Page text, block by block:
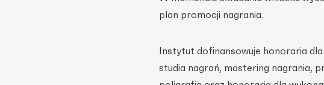
plan promocji nagrania.
Instytut dofinansowuje honoraria
studia nagrań, mastering nagrania,